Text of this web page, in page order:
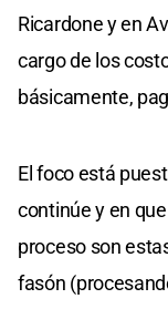
Ricardone y en
cargo de los
básicamente,
El foco está
continúe y en
proceso son
fasón